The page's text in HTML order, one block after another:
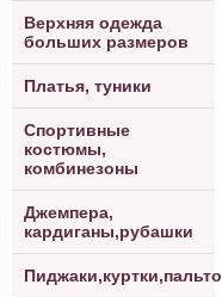
Верхняя одежда
больших размеров
Платья, туники
Спортивные
костюмы,
комбинезоны
Джемпера,
кардиганы,рубашки
Пиджаки,куртки,пальто